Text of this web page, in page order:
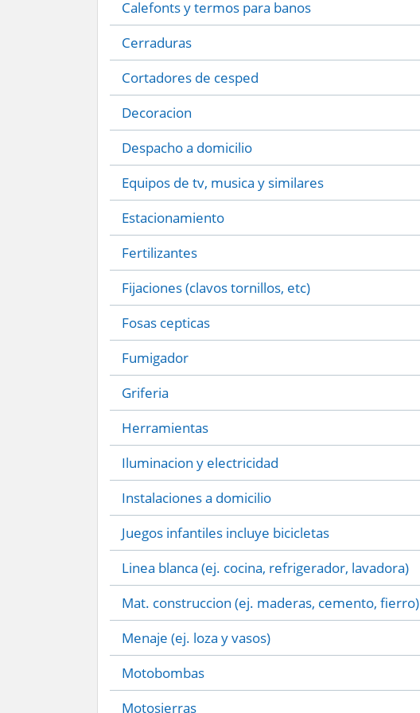
Calefonts y termos para banos
Cerraduras
Cortadores de cesped
Decoracion
Despacho a domicilio
Equipos de tv, musica y similares
Estacionamiento
Fertilizantes
Fijaciones (clavos tornillos, etc)
Fosas cepticas
Fumigador
Griferia
Herramientas
Iluminacion y electricidad
Instalaciones a domicilio
Juegos infantiles incluye bicicletas
Linea blanca (ej. cocina, refrigerador, lavadora)
Mat. construccion (ej. maderas, cemento, fierro)
Menaje (ej. loza y vasos)
Motobombas
Motosierras